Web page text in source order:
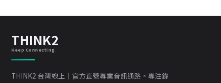
THINK2
Keep Connecting.
THINK2 台灣線上｜官方直營專業音訊通路。專注錄